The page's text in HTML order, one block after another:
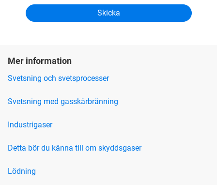
Mer information
Svetsning och svetsprocesser
Svetsning med gasskärbränning
Industrigaser
Detta bör du känna till om skyddsgaser
Lödning